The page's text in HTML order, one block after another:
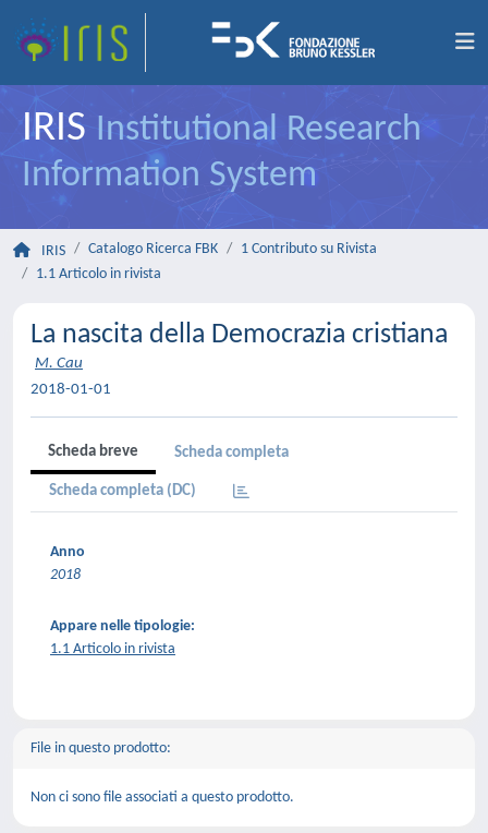
IRIS Institutional Research
Information System
IRIS Catalogo Ricerca FBK
1 Contributo su Rivista
1.1 Articolo in rivista
La nascita della Democrazia cristiana
M. Cau
2018-01-01
Scheda breve Scheda completa
Scheda completa (DC)
Anno
2018
Appare nelle tipologie:
1.1 Articolo in rivista
File in questo prodotto:
Non ci sono file associati a questo prodotto.